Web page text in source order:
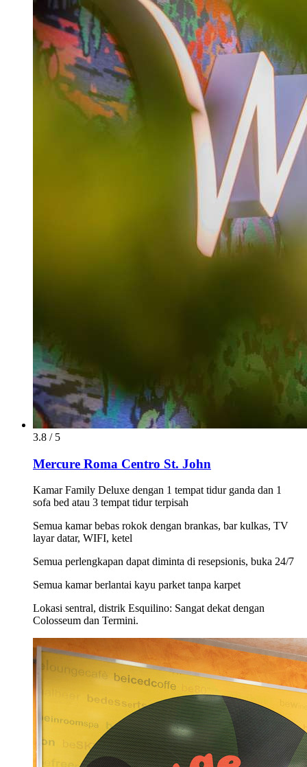
3.8 / 5
Mercure Roma Centro St. John
Kamar Family Deluxe dengan 1 tempat tidur ganda dan 1
sofa bed atau 3 tempat tidur terpisah
Semua kamar bebas rokok dengan brankas, bar kulkas, TV
layar datar, WIFI, ketel
Semua perlengkapan dapat diminta di resepsionis, buka 24/7
Semua kamar berlantai kayu parket tanpa karpet
Lokasi sentral, distrik Esquilino: Sangat dekat dengan
Colosseum dan Termini.